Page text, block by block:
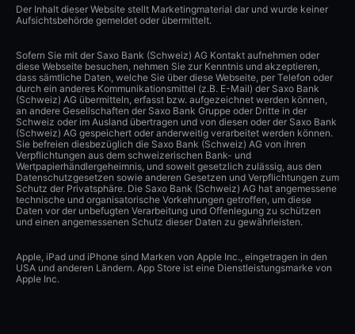
Der Inhalt dieser Website stellt Marketingmaterial dar und wurde keiner
Aufsichtsbehörde gemeldet oder übermittelt.
Sofern Sie mit der Saxo Bank (Schweiz) AG Kontakt aufnehmen oder
diese Webseite besuchen, nehmen Sie zur Kenntnis und akzeptieren,
dass sämtliche Daten, welche Sie über diese Webseite, per Telefon oder
durch ein anderes Kommunikationsmittel (z.B. E-Mail) der Saxo Bank
(Schweiz) AG übermitteln, erfasst bzw. aufgezeichnet werden können,
an andere Gesellschaften der Saxo Bank Gruppe oder Dritte in der
Schweiz oder im Ausland übertragen und von diesen oder der Saxo Bank
(Schweiz) AG gespeichert oder anderweitig verarbeitet werden können.
Sie befreien diesbezüglich die Saxo Bank (Schweiz) AG von ihren
Verpflichtungen aus dem schweizerischen Bank- und
Wertpapierhändlergeheimnis, und soweit gesetzlich zulässig, aus den
Datenschutzgesetzen sowie anderen Gesetzen und Verpflichtungen zum
Schutz der Privatsphäre. Die Saxo Bank (Schweiz) AG hat angemessene
technische und organisatorische Vorkehrungen getroffen, um diese
Daten vor der unbefugten Verarbeitung und Offenlegung zu schützen
und einen angemessenen Schutz dieser Daten zu gewährleisten.
Apple, iPad und iPhone sind Marken von Apple Inc., eingetragen in den
USA und anderen Ländern. App Store ist eine Dienstleistungsmarke von
Apple Inc.